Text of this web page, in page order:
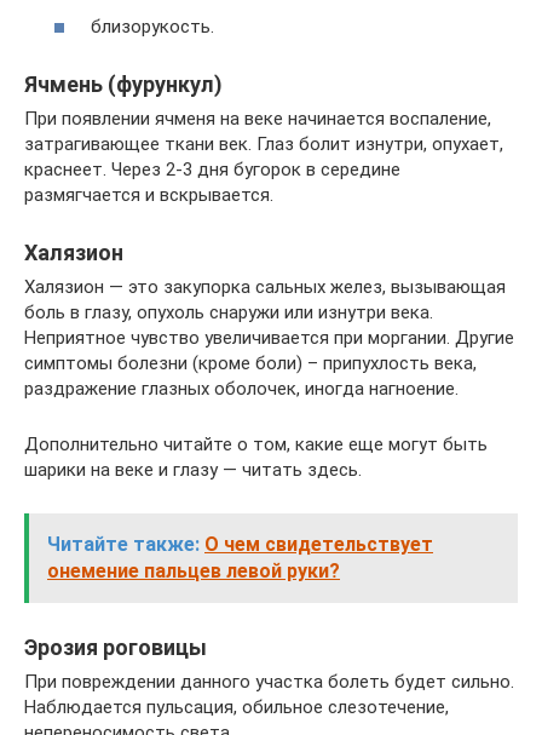
близорукость.
Ячмень (фурункул)
При появлении ячменя на веке начинается воспаление,
затрагивающее ткани век. Глаз болит изнутри, опухает,
краснеет. Через 2-3 дня бугорок в середине
размягчается и вскрывается.
Халязион
Халязион — это закупорка сальных желез, вызывающая
боль в глазу, опухоль снаружи или изнутри века.
Неприятное чувство увеличивается при моргании. Другие
симптомы болезни (кроме боли) – припухлость века,
раздражение глазных оболочек, иногда нагноение.
Дополнительно читайте о том, какие еще могут быть
шарики на веке и глазу — читать здесь.
Читайте также: О чем свидетельствует
онемение пальцев левой руки?
Эрозия роговицы
При повреждении данного участка болеть будет сильно.
Наблюдается пульсация, обильное слезотечение,